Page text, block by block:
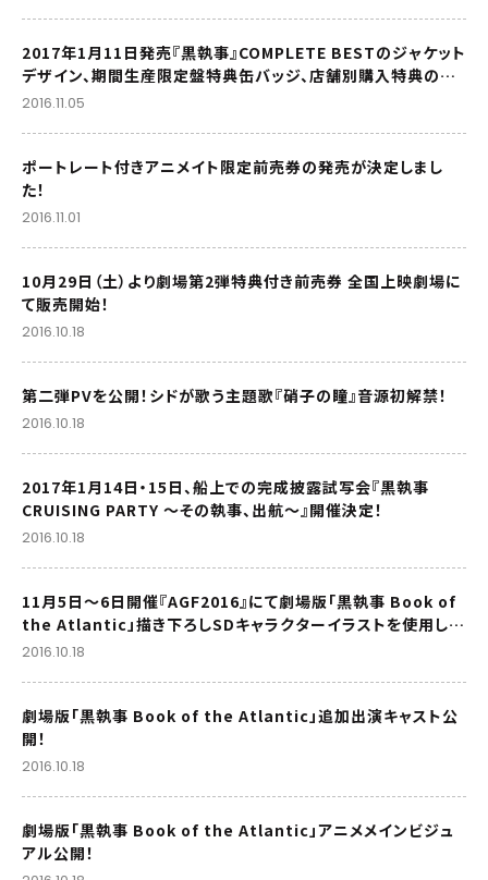
2017年1月11日発売『黒執事』COMPLETE BESTのジャケット
デザイン、期間生産限定盤特典缶バッジ、店舗別購入特典の画
像を公開！
2016.11.05
ポートレート付きアニメイト限定前売券の発売が決定しまし
た！
2016.11.01
10月29日（土）より劇場第2弾特典付き前売券 全国上映劇場に
て販売開始！
2016.10.18
第二弾PVを公開！シドが歌う主題歌『硝子の瞳』音源初解禁！
2016.10.18
2017年1月14日・15日、船上での完成披露試写会『黒執事
CRUISING PARTY ～その執事、出航～』開催決定！
2016.10.18
11月5日～6日開催『AGF2016』にて劇場版「黒執事 Book of
the Atlantic」描き下ろしSDキャラクターイラストを使用した
新商品発売決定！
2016.10.18
劇場版「黒執事 Book of the Atlantic」追加出演キャスト公
開！
2016.10.18
劇場版「黒執事 Book of the Atlantic」アニメメインビジュ
アル公開！